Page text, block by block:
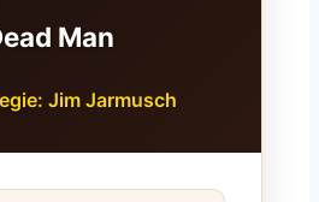
Man
Jim Jarmusch